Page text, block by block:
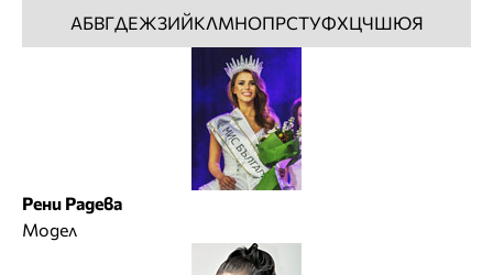
АБВГДЕЖЗИЙКЛМНОПРСТУФХЦЧШЮЯ
Рени Радева
Модел